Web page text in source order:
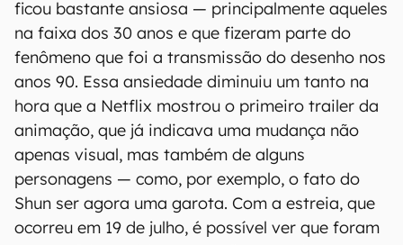
ficou bastante ansiosa — principalmente aqueles
na faixa dos 30 anos e que fizeram parte do
fenômeno que foi a transmissão do desenho nos
anos 90. Essa ansiedade diminuiu um tanto na
hora que a Netflix mostrou o primeiro trailer da
animação, que já indicava uma mudança não
apenas visual, mas também de alguns
personagens — como, por exemplo, o fato do
Shun ser agora uma garota. Com a estreia, que
ocorreu em 19 de julho, é possível ver que foram